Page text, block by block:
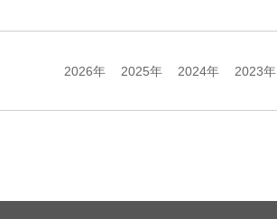
2026年 2025年 2024年 2023年